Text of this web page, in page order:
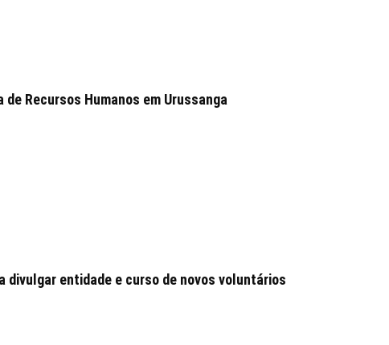
Recursos Humanos em Urussanga
divulgar entidade e curso de novos voluntários